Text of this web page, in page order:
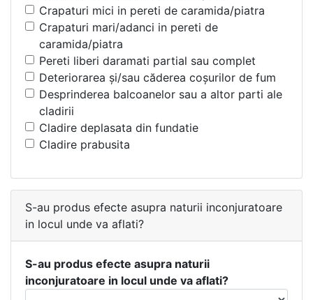
Crapaturi mici in pereti de caramida/piatra
Crapaturi mari/adanci in pereti de
caramida/piatra
Pereti liberi daramati partial sau complet
Deteriorarea şi/sau căderea coşurilor de fum
Desprinderea balcoanelor sau a altor parti ale
cladirii
Cladire deplasata din fundatie
Cladire prabusita
S-au produs efecte asupra naturii inconjuratoare
in locul unde va aflati?
S-au produs efecte asupra naturii
inconjuratoare in locul unde va aflati?